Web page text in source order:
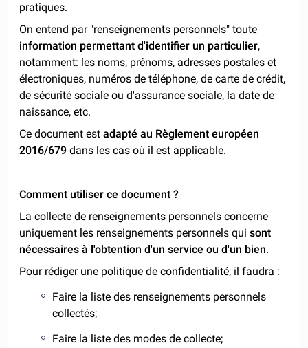
pratiques.
On entend par "renseignements personnels" toute
information permettant d'identifier un particulier,
notamment: les noms, prénoms, adresses postales et
électroniques, numéros de téléphone, de carte de crédit,
de sécurité sociale ou d'assurance sociale, la date de
naissance, etc.
Ce document estadapté au Règlement européen
2016/679 dans les cas où il est applicable.
Comment utiliser ce document ?
La collecte de renseignements personnels concerne
uniquement les renseignements personnels quisont
nécessaires à l'obtention d'un service ou d'un bien.
Pour rédiger une politique de confidentialité, il faudra :
Faire la liste des renseignements personnels
collectés;
Faire la liste des modes de collecte;